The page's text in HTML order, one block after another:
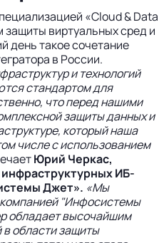
«Cloud & Data
виртуальных сред и
день такое сочетание
в России.
и технологий
стандартом для
что перед нашими
защиты данных и
который наша
числе с использованием
Юрий Черкас,
ИБ-
Джет». «Мы
"Инфосистемы
обладает высочайшим
в области защиты